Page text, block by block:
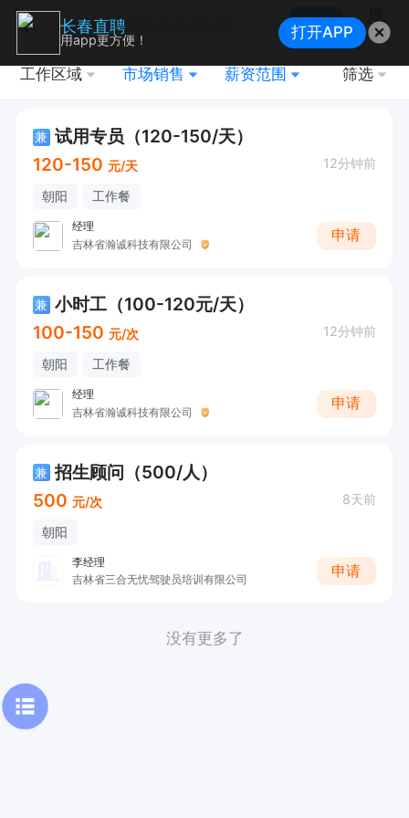
搜索
地图
工作区域 市场销售 薪资范围 筛选
兼 试用专员（120-150/天）
120-150 元/天 12分钟前
朝阳 工作餐
经理
吉林省瀚诚科技有限公司
申请
兼 小时工（100-120元/天）
100-150 元/次 12分钟前
朝阳 工作餐
经理
吉林省瀚诚科技有限公司
申请
兼 招生顾问（500/人）
500 元/次 8天前
朝阳
李经理
吉林省三合无忧驾驶员培训有限公司
申请
没有更多了
长春直聘
用app更方便！ 打开APP